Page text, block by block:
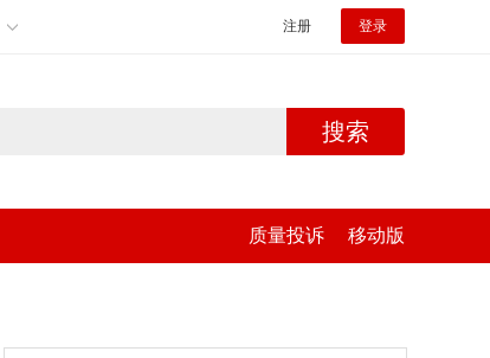
注册 登录
搜索
质量投诉 移动版